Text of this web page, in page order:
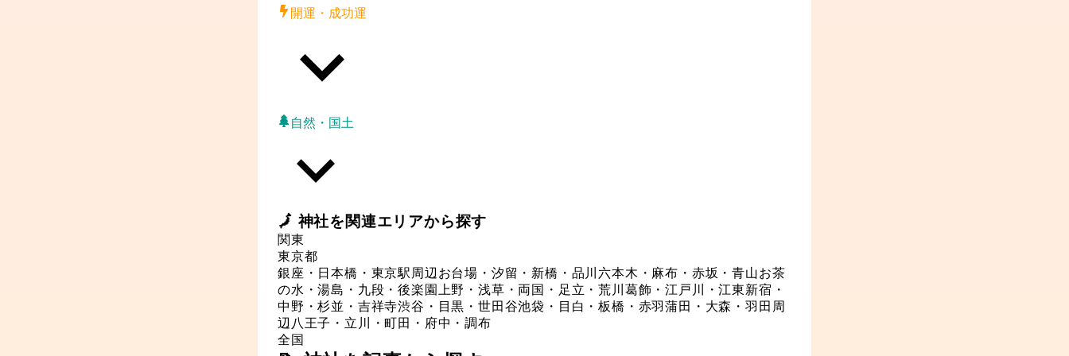
開運・成功運
自然・国土
🗾神社を関連エリアから探す
関東
東京都
銀座・日本橋・東京駅周辺 お台場・汐留・新橋・品川 六本木・麻布・赤坂・青山お茶
の水・湯島・九段・後楽園 上野・浅草・両国・足立・荒川 葛飾・江戸川・江東新宿・
中野・杉並・吉祥寺渋谷・目黒・世田谷池袋・目白・板橋・赤羽蒲田・大森・羽田周
辺 八王子・立川・町田・府中・調布
全国